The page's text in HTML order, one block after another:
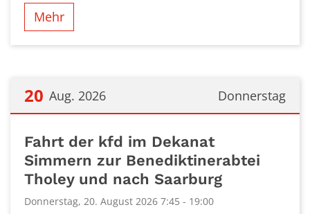
Mehr
Donnerstag
20 Aug. 2026
Fahrt der kfd im Dekanat
Simmern zur Benediktinerabtei
Tholey und nach Saarburg
Donnerstag, 20. August 2026 7:45 - 19:00